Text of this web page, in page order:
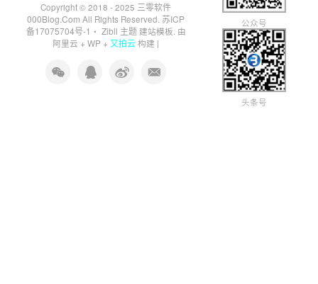
Copyright © 2018 - 2025 三零软件
000Blog.Com All Rights Reserved. 苏ICP
备17075704号-1 ・ Zibll 主题建站模板. 由
阿里云 + WP + 又拍云构建 |
公众号
头条号